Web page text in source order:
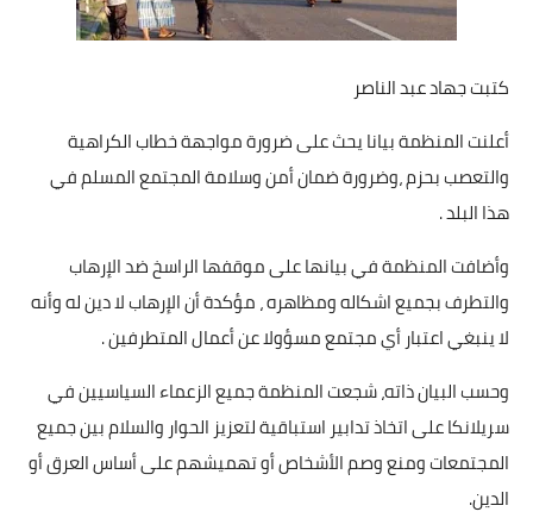
الجيزة
الدقهلية
سوهاج
شمال سيناء
أخبار الفن
صحة
كتبت جهاد عبد الناصر
أعلنت المنظمة بيانا يحث على ضرورة مواجهة خطاب الكراهية
والتعصب بحزم ،وضرورة ضمان أمن وسلامة المجتمع المسلم في
هذا البلد .
وأضافت المنظمة في بيانها على موقفها الراسخ ضد الإرهاب
والتطرف بجميع اشكاله ومظاهره ، مؤكدة أن الإرهاب لا دين له وأنه
لا ينبغي اعتبار أي مجتمع مسؤولا عن أعمال المتطرفين .
وحسب البيان ذاته، شجعت المنظمة جميع الزعماء السياسيين في
سريلانكا على اتخاذ تدابير استباقية لتعزيز الحوار والسلام بين جميع
المجتمعات ومنع وصم الأشخاص أو تهميشهم على أساس العرق أو
الدين.